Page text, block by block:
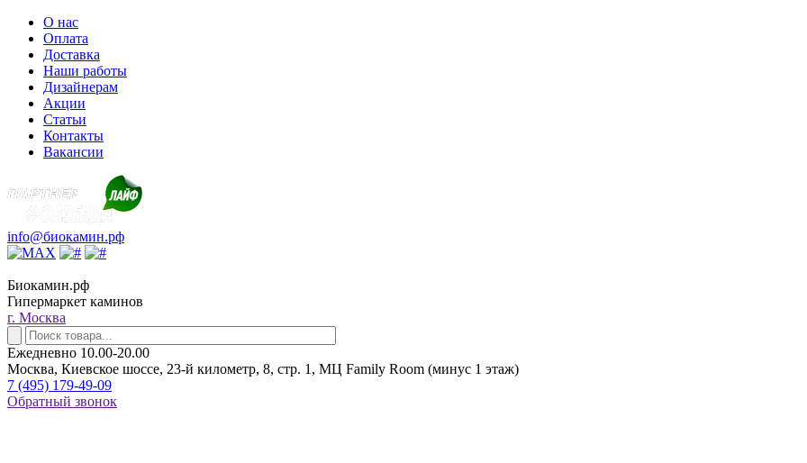
О нас
Оплата
Доставка
Наши работы
Дизайнерам
Акции
Статьи
Контакты
Вакансии
info@биокамин.рф
Биокамин.рф
Гипермаркет каминов
г. Москва
Ежедневно 10.00-20.00
Москва, Киевское шоссе, 23-й километр, 8, стр. 1, МЦ Family Room (минус 1 этаж)
7 (495) 179-49-09
Обратный звонок